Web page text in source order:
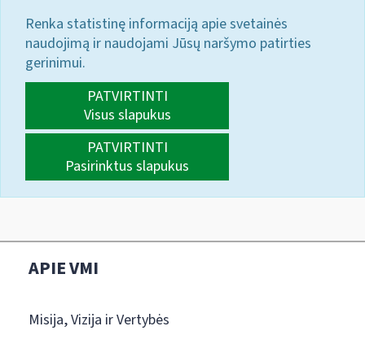
Renka statistinę informaciją apie svetainės
naudojimą ir naudojami Jūsų naršymo patirties
gerinimui.
PATVIRTINTI
Visus slapukus
PATVIRTINTI
Pasirinktus slapukus
APIE VMI
Misija, Vizija ir Vertybės